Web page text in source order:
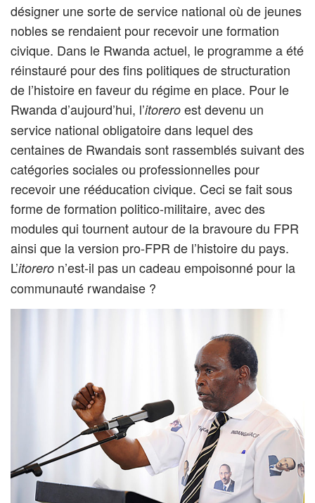
désigner une sorte de service national où de jeunes
nobles se rendaient pour recevoir une formation
civique. Dans le Rwanda actuel, le programme a été
réinstauré pour des fins politiques de structuration
de l’histoire en faveur du régime en place. Pour le
Rwanda d’aujourd’hui, l’itorero est devenu un
service national obligatoire dans lequel des
centaines de Rwandais sont rassemblés suivant des
catégories sociales ou professionnelles pour
recevoir une rééducation civique. Ceci se fait sous
forme de formation politico-militaire, avec des
modules qui tournent autour de la bravoure du FPR
ainsi que la version pro-FPR de l’histoire du pays.
L’itorero n’est-il pas un cadeau empoisonné pour la
communauté rwandaise ?